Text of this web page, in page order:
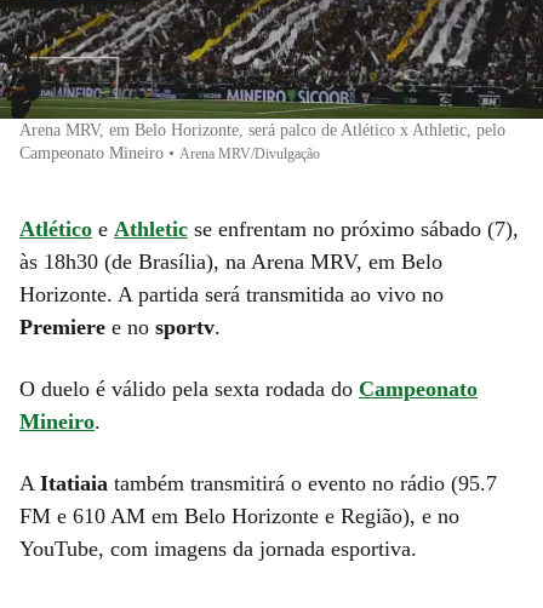
Arena MRV, em Belo Horizonte, será palco de Atlético x Athletic, pelo
Campeonato Mineiro • Arena MRV/Divulgação
Atlético e Athletic se enfrentam no próximo sábado (7),
às 18h30 (de Brasília), na Arena MRV, em Belo
Horizonte. A partida será transmitida ao vivo no
Premiere e no sportv.
O duelo é válido pela sexta rodada do Campeonato
Mineiro.
A Itatiaia também transmitirá o evento no rádio (95.7
FM e 610 AM em Belo Horizonte e Região), e no
YouTube, com imagens da jornada esportiva.